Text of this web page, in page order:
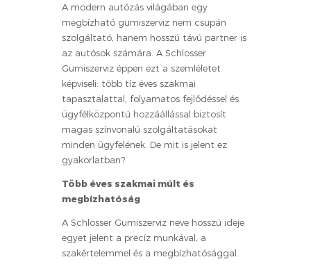
A modern autózás világában egy
megbízható gumiszerviz nem csupán
szolgáltató, hanem hosszú távú partner is
az autósok számára. A Schlosser
Gumiszerviz éppen ezt a szemléletet
képviseli: több tíz éves szakmai
tapasztalattal, folyamatos fejlődéssel és
ügyfélközpontú hozzáállással biztosít
magas színvonalú szolgáltatásokat
minden ügyfelének. De mit is jelent ez
gyakorlatban?
Több éves szakmai múlt és
megbízhatóság
A Schlosser Gumiszerviz neve hosszú ideje
egyet jelent a precíz munkával, a
szakértelemmel és a megbízhatósággal.